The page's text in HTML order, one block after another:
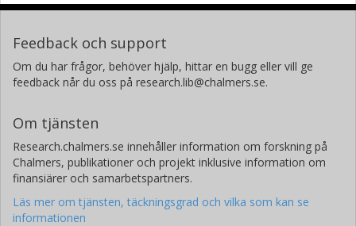
Feedback och support
Om du har frågor, behöver hjälp, hittar en bugg eller vill ge
feedback når du oss på research.lib@chalmers.se.
Om tjänsten
Research.chalmers.se innehåller information om forskning på
Chalmers, publikationer och projekt inklusive information om
finansiärer och samarbetspartners.
Läs mer om tjänsten, täckningsgrad och vilka som kan se
informationen